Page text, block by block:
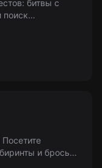
битвы с
поиск
и бросьте